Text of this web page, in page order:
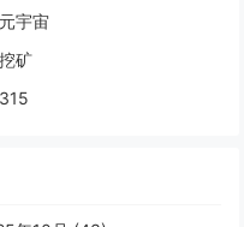
元宇宙
挖矿
315